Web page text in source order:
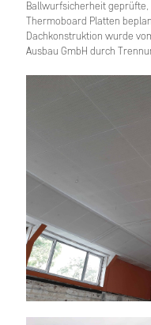
Ballwurfsicherheit
Thermoboard Platten
Dachkonstruktion wurde
Ausbau GmbH durch